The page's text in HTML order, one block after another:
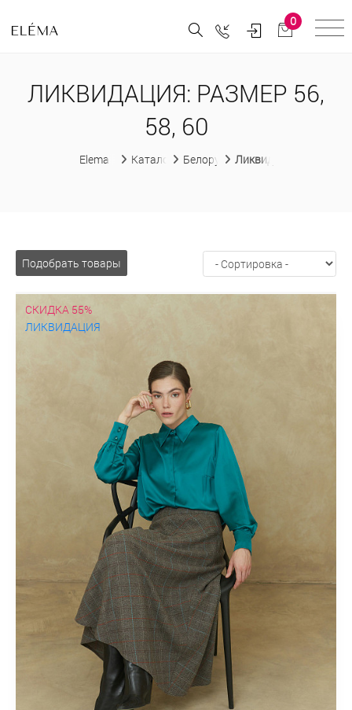
0
ЛИКВИДАЦИЯ: РАЗМЕР 56,
58, 60
Elema Каталог Белорусская женская одежда
Ликвидация
Подобрать товары
СКИДКА 55%
ЛИКВИДАЦИЯ